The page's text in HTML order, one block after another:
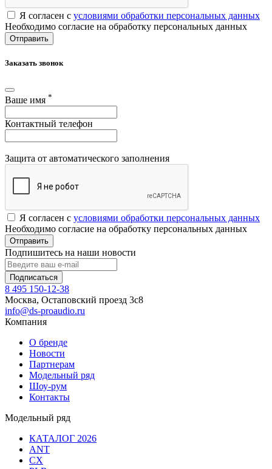
Я согласен с условиями обработки персональных данных
Необходимо согласие на обработку персональных данных
Отправить
Заказать звонок
Ваше имя *
Контактный телефон
Защита от автоматического заполнения
Я согласен с условиями обработки персональных данных
Необходимо согласие на обработку персональных данных
Отправить
Подпишитесь на наши новости
Подписаться
8 495 150-12-38
Москва, Остаповский проезд 3с8
info@ds-proaudio.ru
Компания
О бренде
Новости
Партнерам
Модельный ряд
Шоу-рум
Контакты
Модельный ряд
КАТАЛОГ 2026
ANT
CX